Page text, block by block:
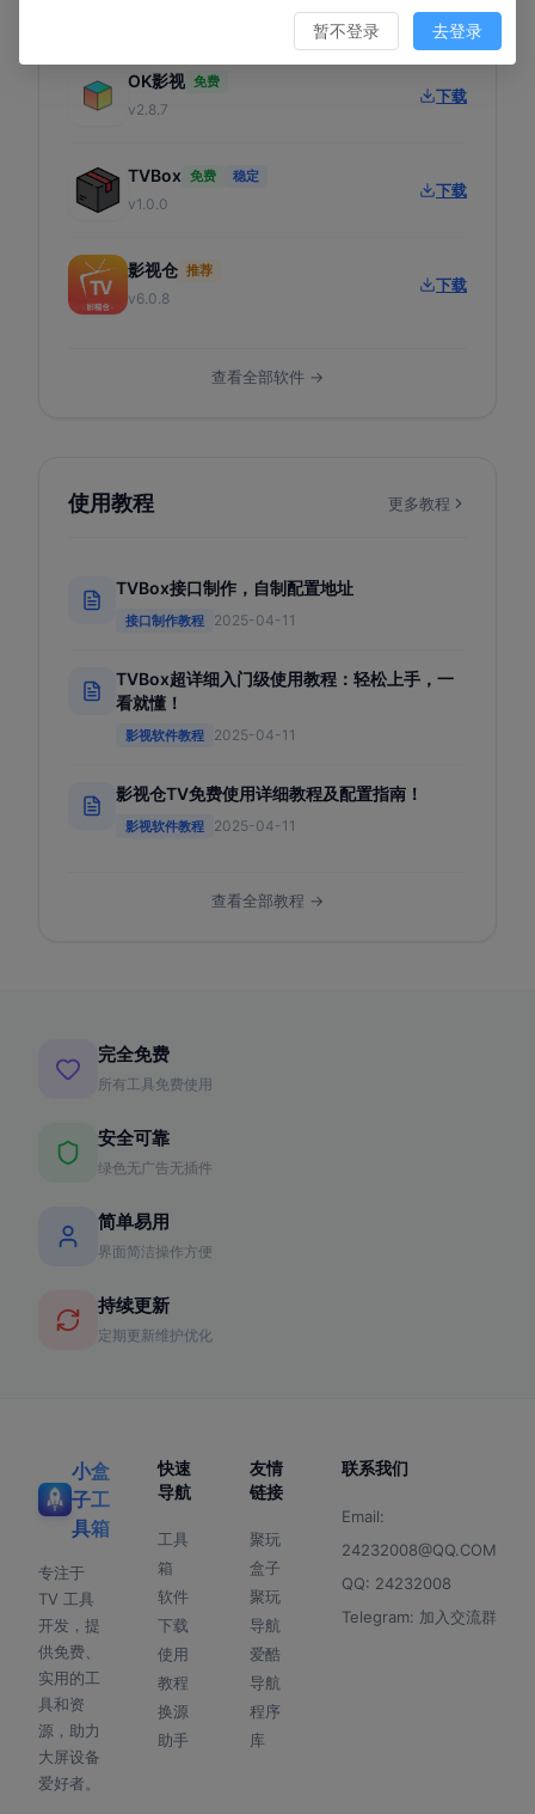
OK影视 免费
v2.8.7
下载
TVBox 免费 稳定
v1.0.0
下载
影视仓 推荐
v6.0.8
下载
查看全部软件 →
使用教程 更多教程
TVBox接口制作，自制配置地址
接口制作教程 2025-04-11
TVBox超详细入门级使用教程：轻松上手，一
看就懂！
影视软件教程 2025-04-11
影视仓TV免费使用详细教程及配置指南！
影视软件教程 2025-04-11
查看全部教程 →
完全免费
所有工具免费使用
安全可靠
绿色无广告无插件
简单易用
界面简洁操作方便
持续更新
定期更新维护优化
小盒
子工
具箱
专注于
TV 工具
开发，提
供免费、
实用的工
具和资
源，助力
大屏设备
爱好者。
快速
导航
工具
箱
软件
下载
使用
教程
换源
助手
友情
链接
聚玩
盒子
聚玩
导航
爱酷
导航
程序
库
联系我们
Email:
24232008@QQ.COM
QQ: 24232008
Telegram: 加入交流群
暂不登录 去登录